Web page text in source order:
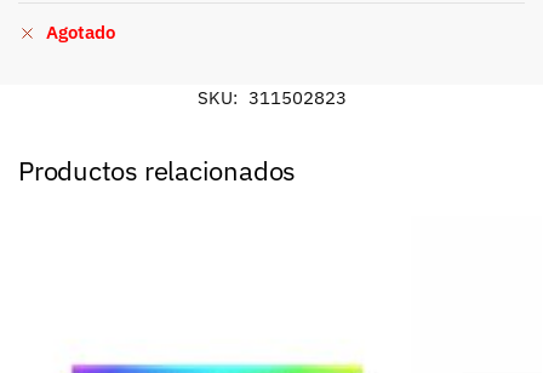
Agotado
SKU: 311502823
Productos relacionados